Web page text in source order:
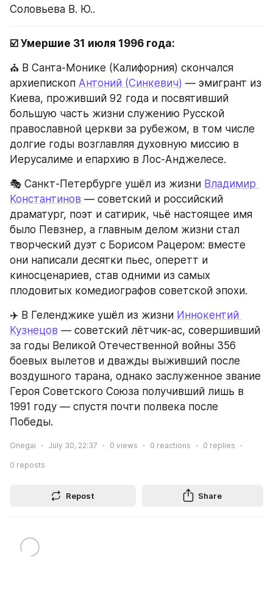
Соловьева В. Ю..
☑️ Умершие 31 июля 1996 года:
⛪ В Санта-Монике (Калифорния) скончался
архиепископ Антоний (Синкевич) — эмигрант из
Киева, проживший 92 года и посвятивший
большую часть жизни служению Русской
православной церкви за рубежом, в том числе
долгие годы возглавляя духовную миссию в
Иерусалиме и епархию в Лос-Анджелесе.
🎭 Санкт-Петербурге ушёл из жизни Владимир
Константинов — советский и российский
драматург, поэт и сатирик, чьё настоящее имя
было Певзнер, а главным делом жизни стал
творческий дуэт с Борисом Рацером: вместе
они написали десятки пьес, оперетт и
киносценариев, став одними из самых
плодовитых комедиографов советской эпохи.
✈️ В Геленджике ушёл из жизни Иннокентий
Кузнецов — советский лётчик-ас, совершивший
за годы Великой Отечественной войны 356
боевых вылетов и дважды выживший после
воздушного тарана, однако заслуженное звание
Героя Советского Союза получивший лишь в
1991 году — спустя почти полвека после
Победы.
Onegai July 30, 22:37 0 views 0 reactions 0 replies
0 reposts
Repost Share